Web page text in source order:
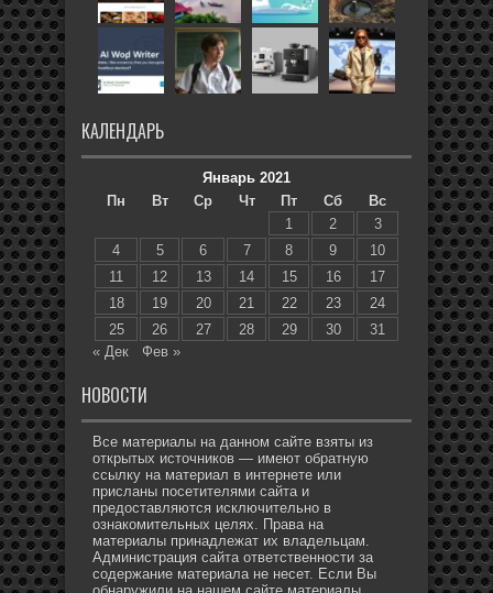
КАЛЕНДАРЬ
Январь 2021
Пн
Вт Ср Чт Пт Сб
Вс
1
2
3
4
5 6 7 8 9
10
11
12 13 14 15 16
17
18
19 20 21 22 23
24
25
26 27 28 29 30
31
« Дек
Фев »
НОВОСТИ
Все материалы на данном сайте взяты из
открытых источников — имеют обратную
ссылку на материал в интернете или
присланы посетителями сайта и
предоставляются исключительно в
ознакомительных целях. Права на
материалы принадлежат их владельцам.
Администрация сайта ответственности за
содержание материала не несет. Если Вы